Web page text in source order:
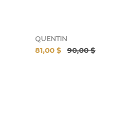
QUENTIN
81,00 $ 90,00 $